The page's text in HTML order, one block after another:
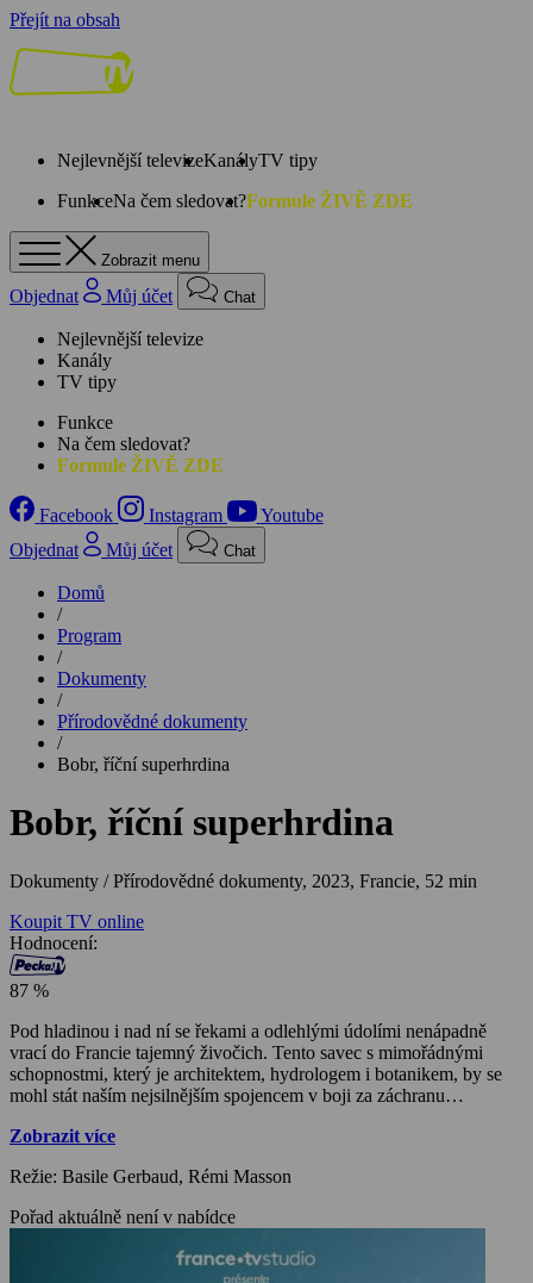
Přejít na obsah
Nejlevnější televizeKanályTV tipy
FunkceNa čem sledovat?Formule ŽIVĚ ZDE
Zobrazit menu
Objednat Můj účet Chat
Nejlevnější televize
Kanály
TV tipy
Funkce
Na čem sledovat?
Formule ŽIVĚ ZDE
Facebook Instagram
Youtube
Objednat
Můj účet Chat
Domů
/
Program
/
Dokumenty
/
Přírodovědné dokumenty
/
Bobr, říční superhrdina
Bobr, říční superhrdina
Dokumenty / Přírodovědné dokumenty, 2023, Francie, 52 min
Koupit TV online
Hodnocení:
87 %
Pod hladinou i nad ní se řekami a odlehlými údolími nenápadně
vrací do Francie tajemný živočich. Tento savec s mimořádnými
schopnostmi, který je architektem, hydrologem i botanikem, by se
mohl stát naším nejsilnějším spojencem v boji za záchranu
Zobrazit více
Režie: Basile Gerbaud, Rémi Masson
Pořad aktuálně není v nabídce